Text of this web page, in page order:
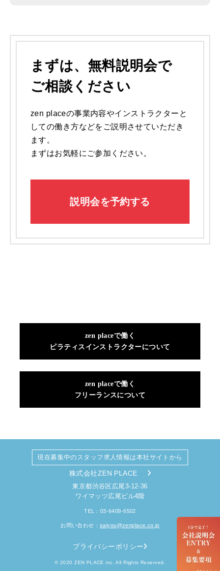
まずは、 無料説明会で
ご相談ください
zen placeの事業内容やインストラクターと
しての働き方などをご説明させていただき
ます。
まずはお気軽にご参加ください。
説明会を予約する
zen placeで働く
ピラティスインストラクターについて
zen placeで働く
フリーランスについて
現在募集中のスタッフ求人情報は本社サイトから
株式会社ZEN PLACE
東京都渋谷区広尾3-12-36
ワイマッツ広尾ビル4階
TEL：03-6409-6502
お問い合わせ：saiyou@zenplace.co.jp
プライバシーポリシー
© 2020 ZEN PLACE inc. All Rights Reserved.